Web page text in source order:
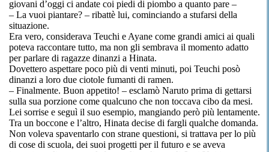
giovani d’oggi ci andate coi piedi di piombo a quanto pare –
– La vuoi piantare? – ribattè lui, cominciando a stufarsi della
situazione.
Era vero, considerava Teuchi e Ayane come grandi amici ai quali
poteva raccontare tutto, ma non gli sembrava il momento adatto
per parlare di ragazze dinanzi a Hinata.
Dovettero aspettare poco più di venti minuti, poi Teuchi posò
dinanzi a loro due ciotole fumanti di ramen.
– Finalmente. Buon appetito! – esclamò Naruto prima di gettarsi
sulla sua porzione come qualcuno che non toccava cibo da mesi.
Lei sorrise e seguì il suo esempio, mangiando però più lentamente.
Tra un boccone e l’altro, Hinata decise di fargli qualche domanda.
Non voleva spaventarlo con strane questioni, si trattava per lo più
di cose di scuola, dei suoi progetti per il futuro e se aveva